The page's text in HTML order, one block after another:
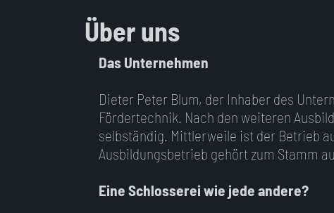
Über uns
Das Unternehmen
Dieter Peter Blum, der Inhaber des
Fördertechnik. Nach den weiteren
selbständig. Mittlerweile ist der Betrieb
Ausbildungsbetrieb gehört zum Stamm
Eine Schlosserei wie jede andere?